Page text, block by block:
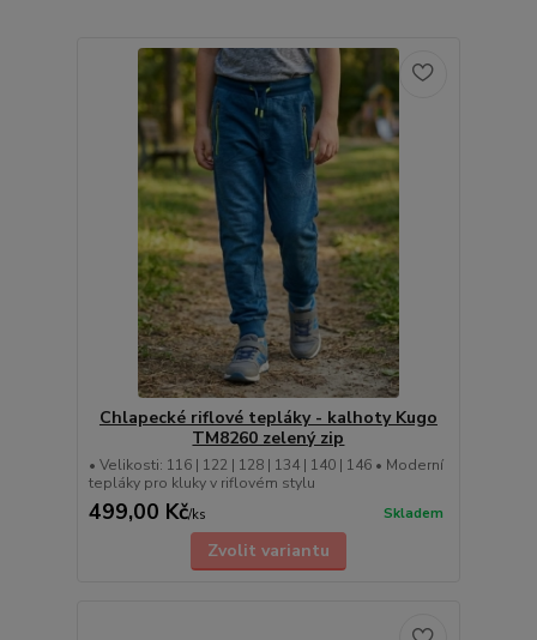
Chlapecké riflové tepláky - kalhoty Kugo
TM8260 zelený zip
• Velikosti: 116 | 122 | 128 | 134 | 140 | 146 • Moderní
tepláky pro kluky v riflovém stylu
499,00 Kč/ks Skladem
Zvolit variantu